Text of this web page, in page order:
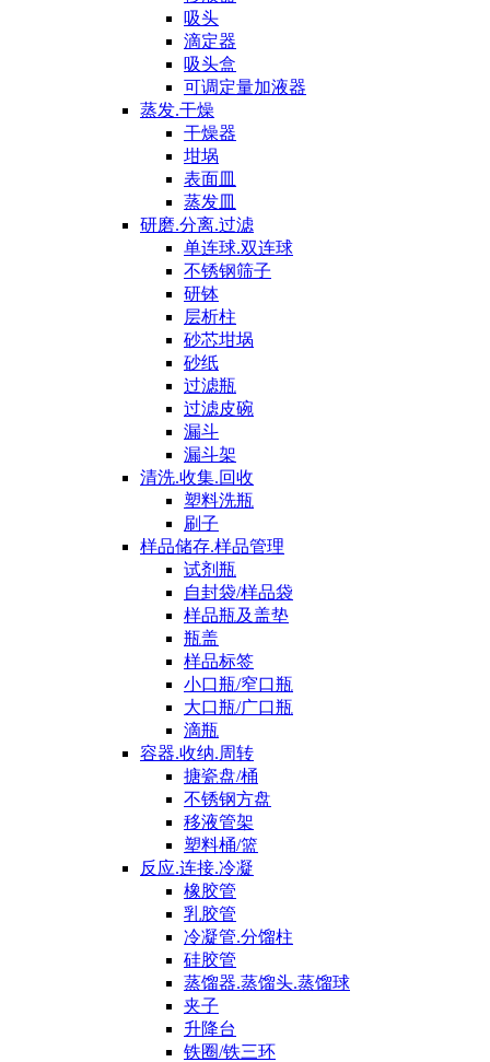
吸头
滴定器
吸头盒
可调定量加液器
蒸发.干燥
干燥器
坩埚
表面皿
蒸发皿
研磨.分离.过滤
单连球.双连球
不锈钢筛子
研钵
层析柱
砂芯坩埚
砂纸
过滤瓶
过滤皮碗
漏斗
漏斗架
清洗.收集.回收
塑料洗瓶
刷子
样品储存.样品管理
试剂瓶
自封袋/样品袋
样品瓶及盖垫
瓶盖
样品标签
小口瓶/窄口瓶
大口瓶/广口瓶
滴瓶
容器.收纳.周转
搪瓷盘/桶
不锈钢方盘
移液管架
塑料桶/篮
反应.连接.冷凝
橡胶管
乳胶管
冷凝管.分馏柱
硅胶管
蒸馏器.蒸馏头.蒸馏球
夹子
升降台
铁圈/铁三环